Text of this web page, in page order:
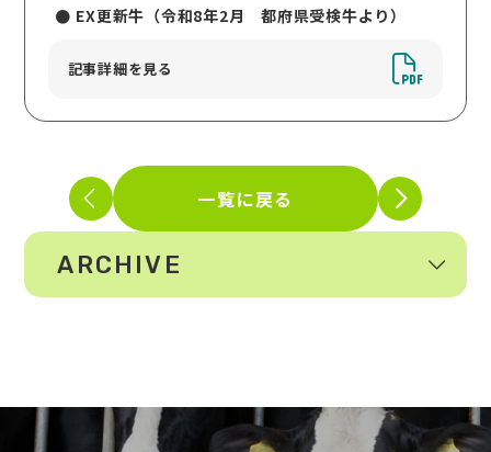
EX更新牛（令和8年2月 都府県受検牛より）
記事詳細を見る
一覧に戻る
ARCHIVE